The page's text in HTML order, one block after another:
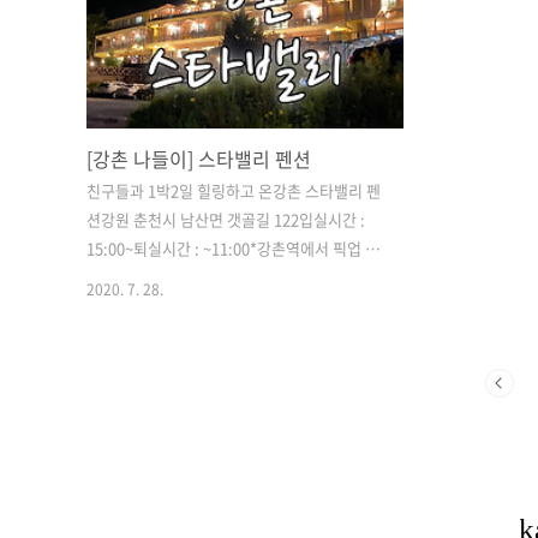
[강촌 나들이] 스타밸리 펜션
친구들과 1박2일 힐링하고 온강촌 스타밸리 펜
션강원 춘천시 남산면 갯골길 122입실시간 :
15:00~퇴실시간 : ~11:00*강촌역에서 픽업 가
2020. 7. 28.